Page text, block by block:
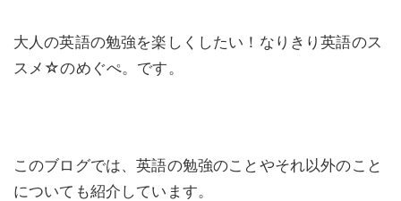
大人の英語の勉強を楽しくしたい！なりきり英語のス
スメ☆のめぐぺ。です。
このブログでは、英語の勉強のことやそれ以外のこと
についても紹介しています。